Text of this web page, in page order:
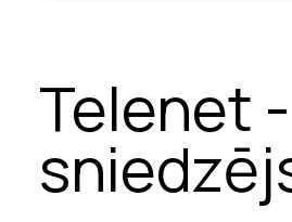
Telenet